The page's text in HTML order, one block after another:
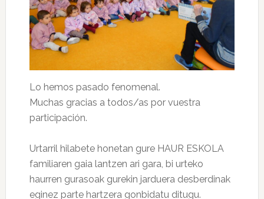
Lo hemos pasado fenomenal.
Muchas gracias a todos/as por vuestra
participación.
Urtarril hilabete honetan gure HAUR ESKOLA
familiaren gaia lantzen ari gara, bi urteko
haurren gurasoak gurekin jarduera desberdinak
eginez parte hartzera gonbidatu ditugu.